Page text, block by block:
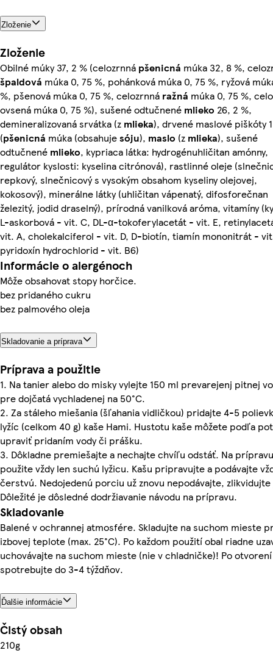
Zloženie
Zloženie
Obilné múky 37, 2 % (celozrnná pšenicná múka 32, 8 %,
špaldová múka 0, 75 %, pohánková múka 0, 75 %, ryžová
%, pšenová múka 0, 75 %, celozrnná ražná múka 0, 75 %,
ovsená múka 0, 75 %), sušené odtučnené mlieko 26, 2 %,
demineralizovaná srvátka (z mlieka), drvené maslové piškóty
(pšenicná múka (obsahujesóju), maslo (z mlieka), sušené
odtučnené mlieko, kypriaca látka: hydrogénuhličitan amónny,
regulátor kyslosti: kyselina citrónová), rastlinné oleje
repkový, slnečnicový s vysokým obsahom kyseliny olejovej,
kokosový), minerálne látky (uhličitan vápenatý, difosforečnan
železitý, jodid draselný), prírodná vanilková aróma, vitamíny
L-askorbová - vit. C, DL-α-tokoferylacetát - vit. E,
vit. A, cholekalciferol - vit. D, D-biotín, tiamín mononitrát -
pyridoxín hydrochlorid - vit. B6)
Informácie o alergénoch
Môže obsahovat stopy horčice.
bez pridaného cukru
bez palmového oleja
Skladovanie a príprava
Príprava a použitie
1. Na tanier alebo do misky vylejte 150 ml prevarejenj pitnej
pre dojčatá vychladenej na 50°C.
2. Za stáleho miešania (šľahania vidličkou) pridajte 4-5
lyžíc (celkom 40 g) kaše Hami. Hustotu kaše môžete podľa
upraviť pridaním vody či prášku.
3. Dôkladne premiešajte a nechajte chvíľu odstáť. Na prípravu
použite vždy len suchú lyžicu. Kašu pripravujte a podávajte
čerstvú. Nedojedenú porciu už znovu nepodávajte,
Dôležité je dôsledné dodržiavanie návodu na prípravu.
Skladovanie
Balené v ochrannej atmosfére. Skladujte na suchom mieste
izbovej teplote (max. 25°C). Po každom použití obal riadne
uchovávajte na suchom mieste (nie v chladničke)! Po otvorení
spotrebujte do 3-4 týždňov.
Ďalšie informácie
Čistý obsah
210g